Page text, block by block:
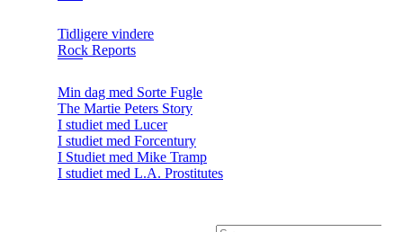
Tidligere vindere
Rock Reports
Min dag med Sorte Fugle
The Martie Peters Story
I studiet med Lucer
I studiet med Forcentury
I Studiet med Mike Tramp
I studiet med L.A. Prostitutes